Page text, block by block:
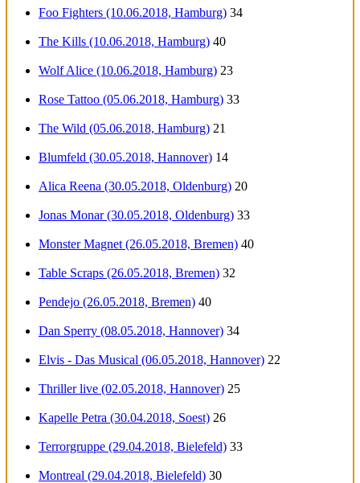
Foo Fighters (10.06.2018, Hamburg) 34
The Kills (10.06.2018, Hamburg) 40
Wolf Alice (10.06.2018, Hamburg) 23
Rose Tattoo (05.06.2018, Hamburg) 33
The Wild (05.06.2018, Hamburg) 21
Blumfeld (30.05.2018, Hannover) 14
Alica Reena (30.05.2018, Oldenburg) 20
Jonas Monar (30.05.2018, Oldenburg) 33
Monster Magnet (26.05.2018, Bremen) 40
Table Scraps (26.05.2018, Bremen) 32
Pendejo (26.05.2018, Bremen) 40
Dan Sperry (08.05.2018, Hannover) 34
Elvis - Das Musical (06.05.2018, Hannover) 22
Thriller live (02.05.2018, Hannover) 25
Kapelle Petra (30.04.2018, Soest) 26
Terrorgruppe (29.04.2018, Bielefeld) 33
Montreal (29.04.2018, Bielefeld) 30